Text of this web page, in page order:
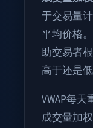
于交易量
平均价格
助交易者
高于还是
VWAP每
成交量加